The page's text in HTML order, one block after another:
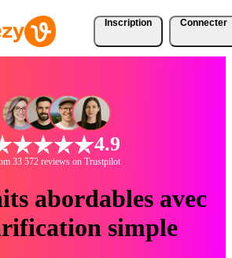
Inscription Connecter
4.9
33 572 reviews on Trustpilot
abordables avec
simple